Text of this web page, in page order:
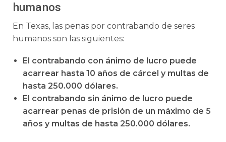
humanos
En Texas, las penas por contrabando de seres
humanos son las siguientes:
El contrabando con ánimo de lucro puede
acarrear hasta 10 años de cárcel y multas de
hasta 250.000 dólares.
El contrabando sin ánimo de lucro puede
acarrear penas de prisión de un máximo de 5
años y multas de hasta 250.000 dólares.